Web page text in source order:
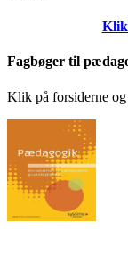
Klik
Fagbøger til
Klik på forsiderne